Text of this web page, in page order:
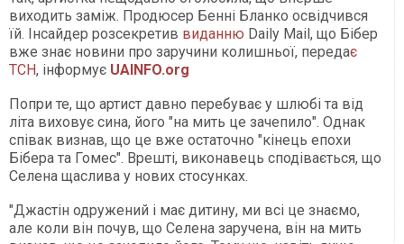
виходить заміж. Продюсер Бенні Бланко освідчився
їй. Інсайдер розсекретив виданню Daily Mail, що Бібер
вже знає новини про заручини колишньої, передає
ТСН, інформує UAINFO.org
Попри те, що артист давно перебуває у шлюбі та від
літа виховує сина, його "на мить це зачепило". Однак
співак визнав, що це вже остаточно "кінець епохи
Бібера та Гомес". Врешті, виконавець сподівається, що
Селена щаслива у нових стосунках.
"Джастін одружений і має дитину, ми всі це знаємо,
але коли він почув, що Селена заручена, він на мить